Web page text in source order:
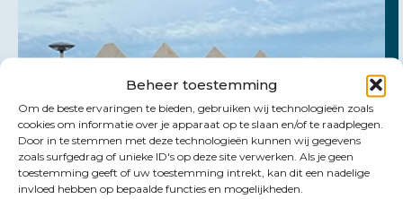
Beheer toestemming
Om de beste ervaringen te bieden, gebruiken wij technologieën zoals
cookies om informatie over je apparaat op te slaan en/of te raadplegen.
Door in te stemmen met deze technologieën kunnen wij gegevens
zoals surfgedrag of unieke ID's op deze site verwerken. Als je geen
toestemming geeft of uw toestemming intrekt, kan dit een nadelige
invloed hebben op bepaalde functies en mogelijkheden.